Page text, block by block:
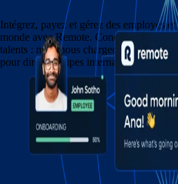
Intégrez, payez et gérez des employés
monde avec Remote. Concentrez-vous
talents : nous nous chargeons du reste
pour dire « équipes internationales » !